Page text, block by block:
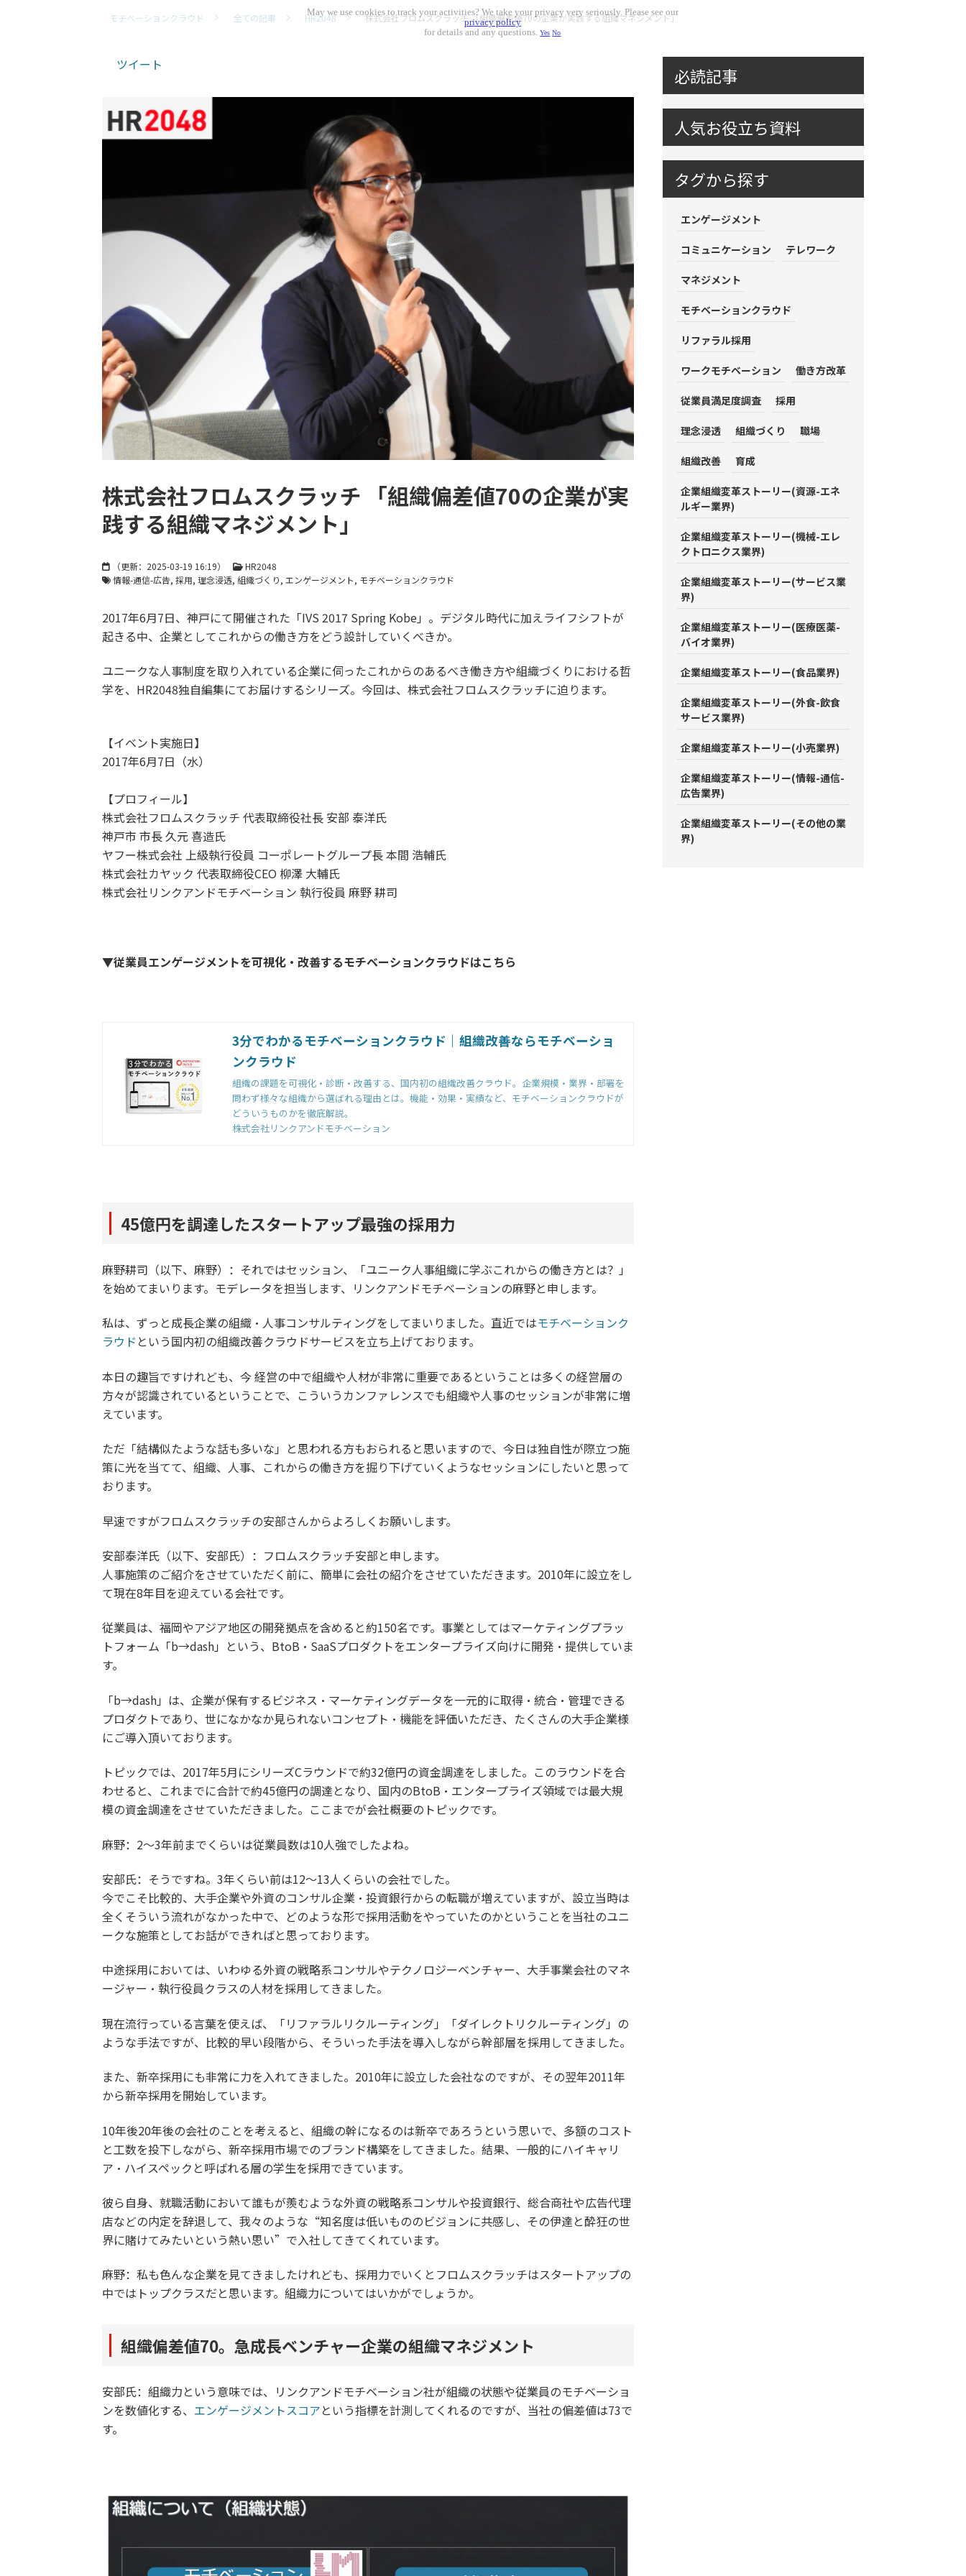
モチベーションクラウド 全ての記事 HR2048 株式会社フロムスクラッチ 「組織偏差値70の企業が実践する組織マネジメント」
ツイート
株式会社フロムスクラッチ 「組織偏差値70の企業が実
践する組織マネジメント」
（更新： 2025-03-19 16:19）
HR2048
情報-通信-広告 採用 理念浸透 組織づくり エンゲージメント モチベーションクラウド
2017年6月7日、神戸にて開催された「IVS 2017 Spring Kobe」。デジタル時代に加えライフシフトが
起きる中、企業としてこれからの働き方をどう設計していくべきか。
ユニークな人事制度を取り入れている企業に伺ったこれからのあるべき働き方や組織づくりにおける哲
学を、HR2048独自編集にてお届けするシリーズ。今回は、株式会社フロムスクラッチに迫ります。
【イベント実施日】
2017年6月7日（水）
【プロフィール】
株式会社フロムスクラッチ 代表取締役社長 安部 泰洋氏
神戸市 市長 久元 喜造氏
ヤフー株式会社 上級執行役員 コーポレートグループ長 本間 浩輔氏
株式会社カヤック 代表取締役CEO 柳澤 大輔氏
株式会社リンクアンドモチベーション 執行役員 麻野 耕司
▼従業員エンゲージメントを可視化・改善するモチベーションクラウドはこちら
3分でわかるモチベーションクラウド｜組織改善ならモチベーショ
ンクラウド
組織の課題を可視化・診断・改善する、国内初の組織改善クラウド。企業規模・業界・部署を
問わず様々な組織から選ばれる理由とは。機能・効果・実績など、モチベーションクラウドが
どういうものかを徹底解説。
株式会社リンクアンドモチベーション
45億円を調達したスタートアップ最強の採用力
麻野耕司（以下、麻野）：それではセッション、「ユニーク人事組織に学ぶこれからの働き方とは？」
を始めてまいります。モデレータを担当します、リンクアンドモチベーションの麻野と申します。
私は、ずっと成長企業の組織・人事コンサルティングをしてまいりました。直近ではモチベーションク
ラウド という国内初の組織改善クラウドサービスを立ち上げております。
本日の趣旨ですけれども、今 経営の中で組織や人材が非常に重要であるということは多くの経営層の
方々が認識されているということで、こういうカンファレンスでも組織や人事のセッションが非常に増
えています。
ただ「結構似たような話も多いな」と思われる方もおられると思いますので、今日は独自性が際立つ施
策に光を当てて、組織、人事、これからの働き方を掘り下げていくようなセッションにしたいと思って
おります。
早速ですがフロムスクラッチの安部さんからよろしくお願いします。
安部泰洋氏（以下、安部氏）：フロムスクラッチ安部と申します。
人事施策のご紹介をさせていただく前に、簡単に会社の紹介をさせていただきます。2010年に設立をし
て現在8年目を迎えている会社です。
従業員は、福岡やアジア地区の開発拠点を含めると約150名です。事業としてはマーケティングプラッ
トフォーム「b→dash」という、BtoB・SaaSプロダクトをエンタープライズ向けに開発・提供していま
す。
「b→dash」は、企業が保有するビジネス・マーケティングデータを一元的に取得・統合・管理できる
プロダクトであり、世になかなか見られないコンセプト・機能を評価いただき、たくさんの大手企業様
にご導入頂いております。
トピックでは、2017年5月にシリーズCラウンドで約32億円の資金調達をしました。このラウンドを合
わせると、これまでに合計で約45億円の調達となり、国内のBtoB・エンタープライズ領域では最大規
模の資金調達をさせていただきました。ここまでが会社概要のトピックです。
麻野：2〜3年前までくらいは従業員数は10人強でしたよね。
安部氏：そうですね。3年くらい前は12〜13人くらいの会社でした。
今でこそ比較的、大手企業や外資のコンサル企業・投資銀行からの転職が増えていますが、設立当時は
全くそういう流れがなかった中で、どのような形で採用活動をやっていたのかということを当社のユニ
ークな施策としてお話ができればと思っております。
中途採用においては、いわゆる外資の戦略系コンサルやテクノロジーベンチャー、大手事業会社のマネ
ージャー・執行役員クラスの人材を採用してきました。
現在流行っている言葉を使えば、「リファラルリクルーティング」「ダイレクトリクルーティング」の
ような手法ですが、比較的早い段階から、そういった手法を導入しながら幹部層を採用してきました。
また、新卒採用にも非常に力を入れてきました。2010年に設立した会社なのですが、その翌年2011年
から新卒採用を開始しています。
10年後20年後の会社のことを考えると、組織の幹になるのは新卒であろうという思いで、多額のコスト
と工数を投下しながら、新卒採用市場でのブランド構築をしてきました。結果、一般的にハイキャリ
ア・ハイスペックと呼ばれる層の学生を採用できています。
彼ら自身、就職活動において誰もが羨むような外資の戦略系コンサルや投資銀行、総合商社や広告代理
店などの内定を辞退して、我々のような“知名度は低いもののビジョンに共感し、その伊達と酔狂の世
界に賭けてみたいという熱い思い”で入社してきてくれています。
麻野：私も色んな企業を見てきましたけれども、採用力でいくとフロムスクラッチはスタートアップの
中ではトップクラスだと思います。組織力についてはいかがでしょうか。
組織偏差値70。急成長ベンチャー企業の組織マネジメント
安部氏：組織力という意味では、リンクアンドモチベーション社が組織の状態や従業員のモチベーショ
ンを数値化する、 エンゲージメントスコアという指標を計測してくれるのですが、当社の偏差値は73で
す。
必読記事
人気お役立ち資料
タグから探す
エンゲージメント
コミュニケーション テレワーク
マネジメント
モチベーションクラウド
リファラル採用
ワークモチベーション 働き方改革
従業員満足度調査 採用
理念浸透 組織づくり 職場
組織改善 育成
企業組織変革ストーリー(資源-エネ
ルギー業界)
企業組織変革ストーリー(機械-エレ
クトロニクス業界)
企業組織変革ストーリー(サービス業
界)
企業組織変革ストーリー(医療医薬-
バイオ業界)
企業組織変革ストーリー(食品業界)
企業組織変革ストーリー(外食-飲食
サービス業界)
企業組織変革ストーリー(小売業界)
企業組織変革ストーリー(情報-通信-
広告業界)
企業組織変革ストーリー(その他の業
界)
May we use cookies to track your activities? We take your privacy very seriously. Please see our
privacy policy
for details and any questions.Yes No